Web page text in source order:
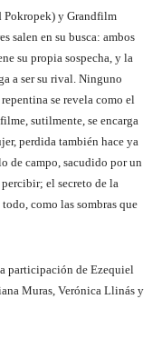
Pokropek) y Grandfilm
salen en su busca: ambos
su propia sospecha, y la
a ser su rival. Ninguno
se revela como el
sutilmente, se encarga
perdida también hace ya
de campo, sacudido por un
el secreto de la
como las sombras que
participación de Ezequiel
Muras, Verónica Llinás y